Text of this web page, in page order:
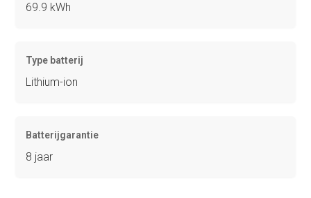
69.9 kWh
Type batterij
Lithium-ion
Batterijgarantie
8 jaar